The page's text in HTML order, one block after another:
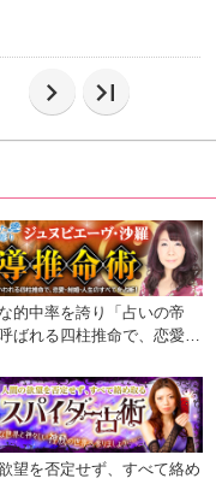
chevron_right last_page
的中率を誇り「占いの帝
ばれる四柱推命で、恋愛・
望を否定せず、すべて絡め